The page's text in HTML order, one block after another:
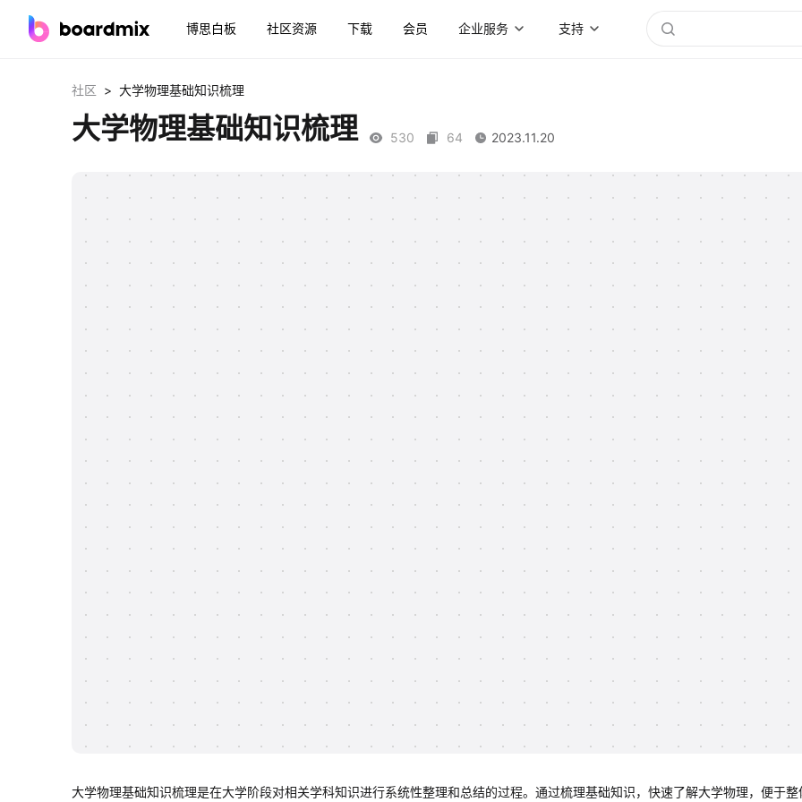
博思白板 社区资源 下载 会员 企业服务 支持
社区 > 大学物理基础知识梳理
大学物理基础知识梳理 530 64 2023.11.20
大学物理基础知识梳理是在大学阶段对相关学科知识进行系统性整理和总结的过程。通过梳理基础知识，快速了解大学物理，便于整